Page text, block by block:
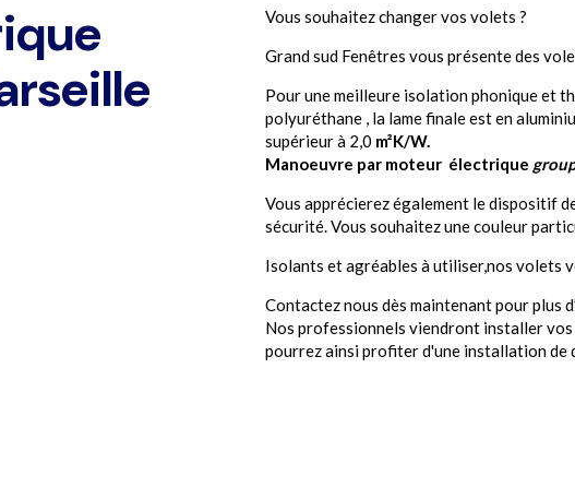
Vous souhaitez changer vos volets ?
Grand sud Fenêtres vous présente des
Pour une meilleure isolation phonique et
polyuréthane , la lame finale est en
supérieur à 2,0 m²K/W.
Manoeuvre par moteur électrique
Vous apprécierez également le dispositif
sécurité. Vous souhaitez une couleur
Isolants et agréables à utiliser,nos volets
Contactez nous dès maintenant pour plus
Nos professionnels viendront installer
pourrez ainsi profiter d'une installation de